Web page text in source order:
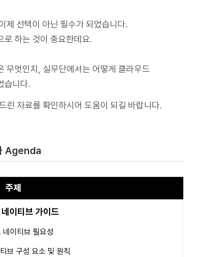
제 선택이 아닌 필수가 되었습니다.
로 하는 것이 중요한데요.
무엇인지, 실무단에서는 어떻게 클라우드
습니다.
린 자료를 확인하시어 도움이 되길 바랍니다.
Agenda
주제
이티브 가이드
네이티브 필요성
브 구성 요소 및 원칙